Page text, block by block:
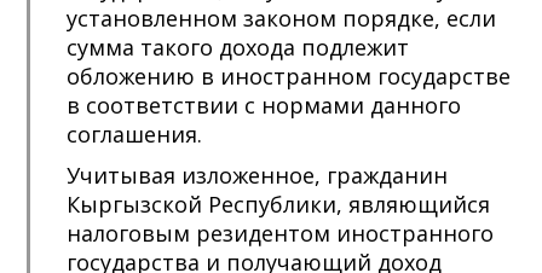
установленном законом порядке, если
сумма такого дохода подлежит
обложению в иностранном государстве
в соответствии с нормами данного
соглашения.
Учитывая изложенное, гражданин
Кыргызской Республики, являющийся
налоговым резидентом иностранного
государства и получающий доход